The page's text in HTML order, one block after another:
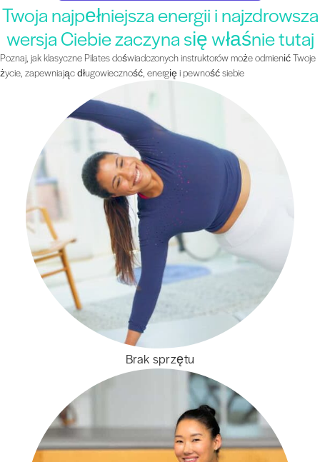
Twoja najpełniejsza energii i najzdrowsza
wersja Ciebie zaczyna się właśnie tutaj
Poznaj, jak klasyczne Pilates doświadczonych instruktorów może odmienić Twoje
życie, zapewniając długowieczność, energię i pewność siebie
Brak sprzętu